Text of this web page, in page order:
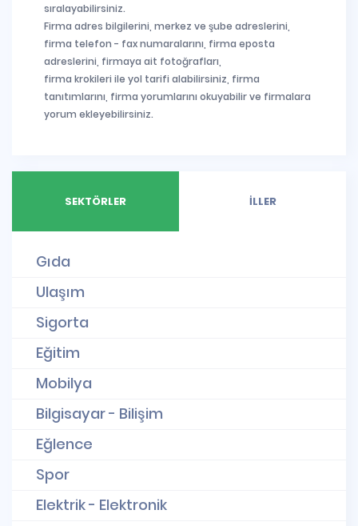
sıralayabilirsiniz.
Firma adres bilgilerini, merkez ve şube adreslerini,
firma telefon - fax numaralarını, firma eposta
adreslerini, firmaya ait fotoğrafları,
firma krokileri ile yol tarifi alabilirsiniz, firma
tanıtımlarını, firma yorumlarını okuyabilir ve firmalara
yorum ekleyebilirsiniz.
SEKTÖRLER İLLER
Gıda
Ulaşım
Sigorta
Eğitim
Mobilya
Bilgisayar - Bilişim
Eğlence
Spor
Elektrik - Elektronik